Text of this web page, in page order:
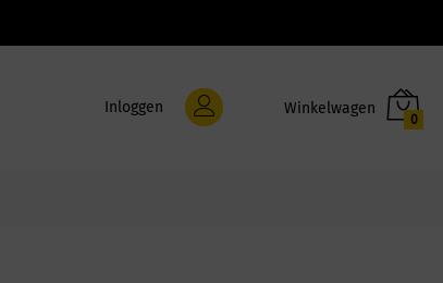
Inloggen
0